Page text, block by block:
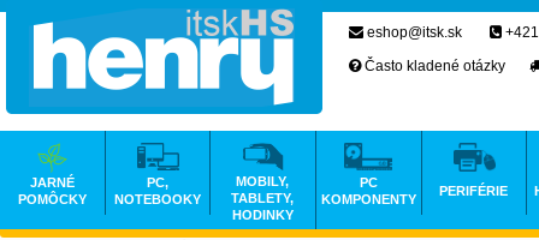
eshop@itsk.sk
Často kladené otázky
JARNÉ
POMÔCKY
PC,
NOTEBOOKY
MOBILY,
TABLETY,
HODINKY
PC
KOMPONENTY
PERIFÉRIE